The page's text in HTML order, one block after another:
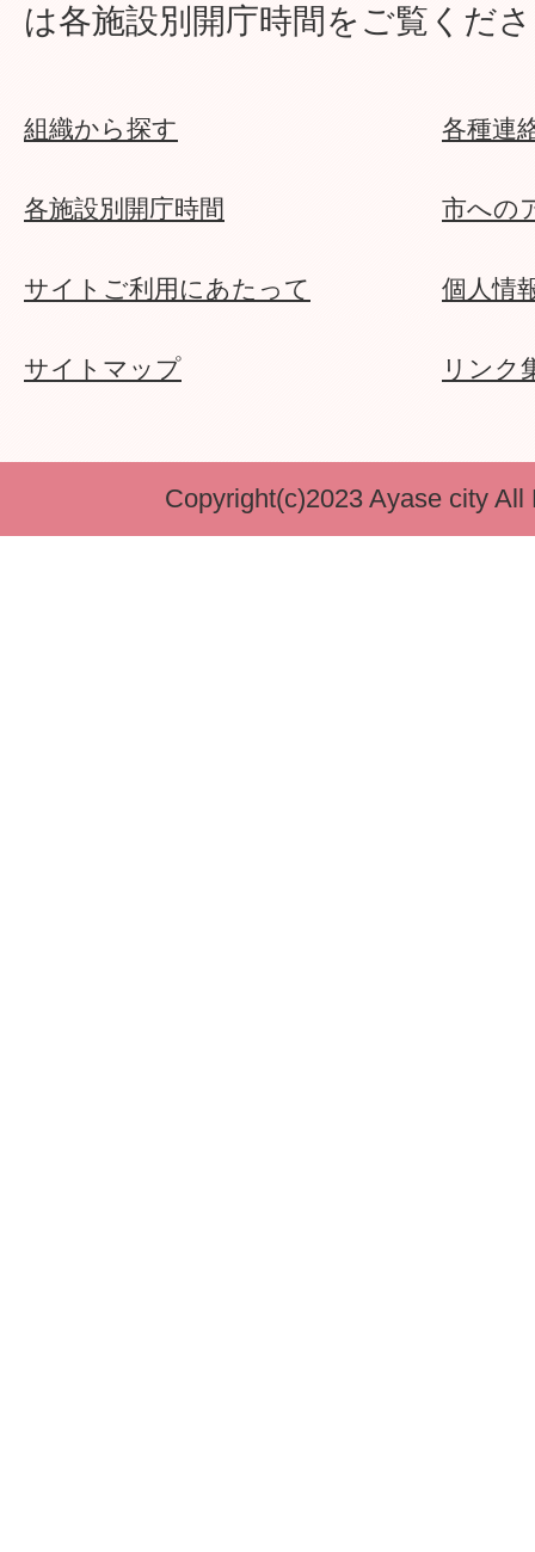
は各施設別開庁時間をご覧くだ
組織から探す 各種連
各施設別開庁時間 市への
サイトご利用にあたって 個人情
サイトマップ リンク
Copyright(c)2023 Ayase city